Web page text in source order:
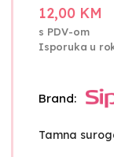
12,00 KM
s PDV-om
Isporuka u
Brand:
Tamna